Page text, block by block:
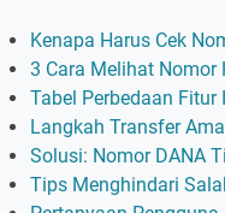
Kenapa Harus Cek
3 Cara Melihat Nomor
Tabel Perbedaan Fitur
Langkah Transfer
Solusi: Nomor DANA
Tips Menghindari